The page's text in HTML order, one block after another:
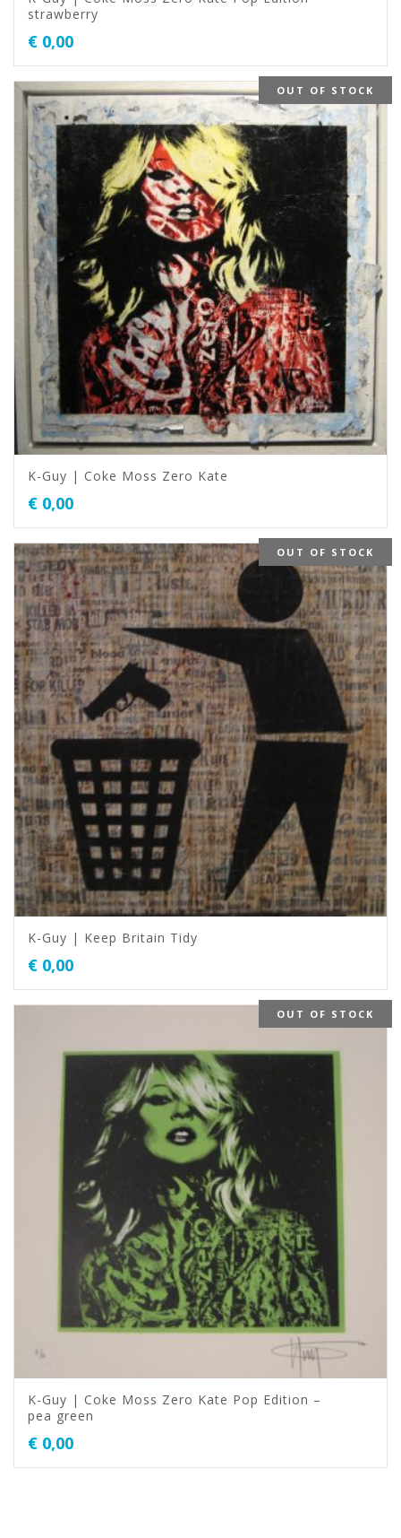
strawberry
€ 0,00
OUT OF STOCK
K-Guy | Coke Moss Zero Kate
€ 0,00
OUT OF STOCK
K-Guy | Keep Britain Tidy
€ 0,00
OUT OF STOCK
K-Guy | Coke Moss Zero Kate Pop Edition –
pea green
€ 0,00